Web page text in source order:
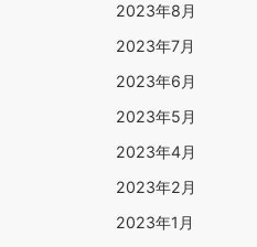
2023年8月
2023年7月
2023年6月
2023年5月
2023年4月
2023年2月
2023年1月